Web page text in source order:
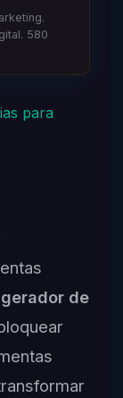
580
para
gerador de